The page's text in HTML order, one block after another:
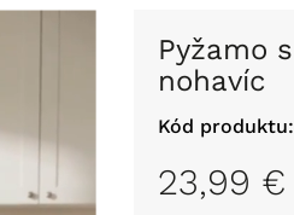
pyžamo s leopardím vzorom
nohavíc
Kód produktu:
23,99 €